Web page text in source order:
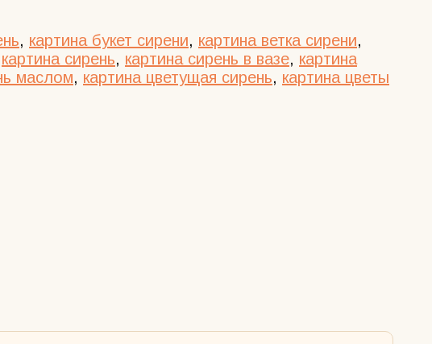
, картина букет сирени, картина ветка сирени,
картина сирень, картина сирень в вазе, картина
маслом, картина цветущая сирень, картина цветы